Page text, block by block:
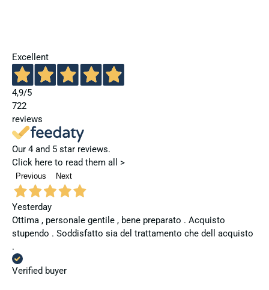
Excellent
4,9/5
722
reviews
Our 4 and 5 star reviews.
Click here to read them all >
Previous Next
Yesterday
Ottima , personale gentile , bene preparato . Acquisto
stupendo . Soddisfatto sia del trattamento che dell acquisto
.
Verified buyer